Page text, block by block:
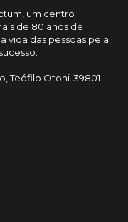
um centro
de 80 anos de
vida das pessoas pela
Teófilo Otoni-39801-